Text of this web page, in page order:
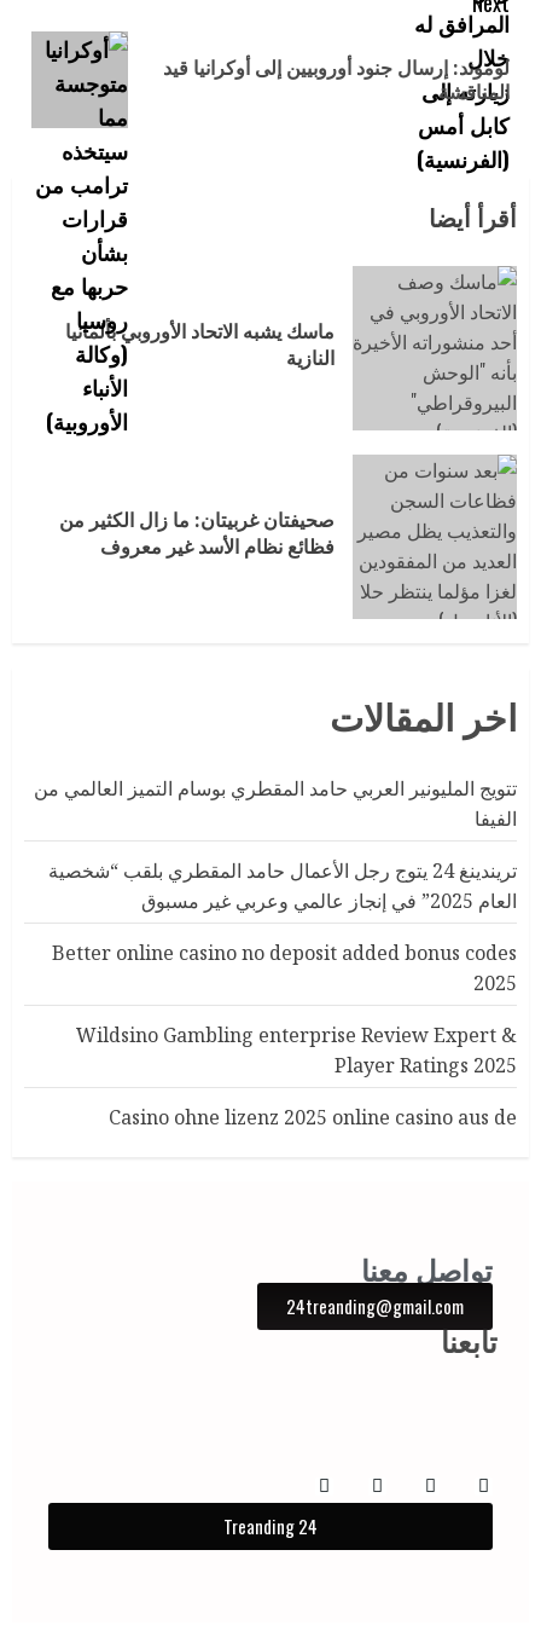
لوموند: إرسال جنود أوروبيين إلى أوكرانيا قيد
المناقشة
أقرأ أيضا
ماسك يشبه الاتحاد الأوروبي بألمانيا
النازية
صحيفتان غربيتان: ما زال الكثير من
فظائع نظام الأسد غير معروف
اخر المقالات
تتويج المليونير العربي حامد المقطري بوسام التميز العالمي من
الفيفا
تريندينغ 24 يتوج رجل الأعمال حامد المقطري بلقب “شخصية
العام 2025” في إنجاز عالمي وعربي غير مسبوق
Better online casino no deposit added bonus codes
2025
Wildsino Gambling enterprise Review Expert &
Player Ratings 2025
Casino ohne lizenz 2025 online casino aus de
تواصل معنا
24treanding@gmail.com
تابعنا
Treanding 24